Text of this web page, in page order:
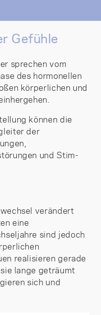
Gefühle
sprechen vom
des hormonellen
körperlichen und
können die
der
und Stim-
verändert
eine
sind jedoch
realisieren gerade
lange geträumt
sich und